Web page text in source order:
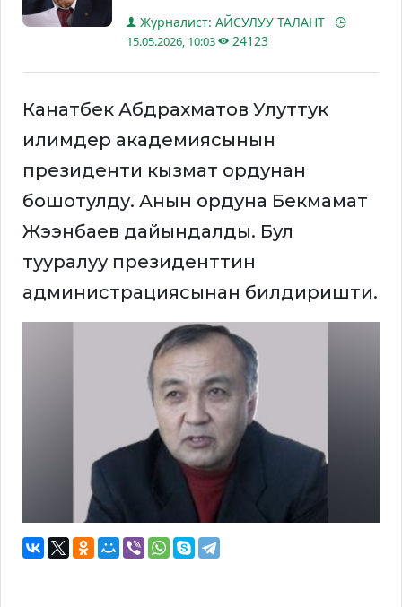
Журналист: АЙСУЛУУ ТАЛАНТ
15.05.2026, 10:03 24123
Канатбек Абдрахматов Улуттук
илимдер академиясынын
президенти кызмат ордунан
бошотулду. Анын ордуна Бекмамат
Жээнбаев дайындалды. Бул
тууралуу президенттин
администрациясынан билдиришти.